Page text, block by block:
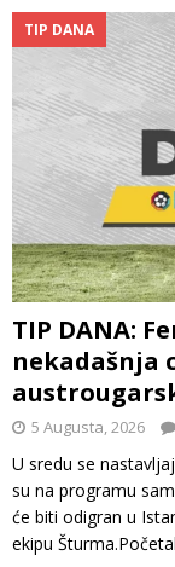
TIP DANA
TIP DANA:
nekadašnja
5 Augusta, 2026
U sredu se
su na programu
će biti odigran u
ekipu